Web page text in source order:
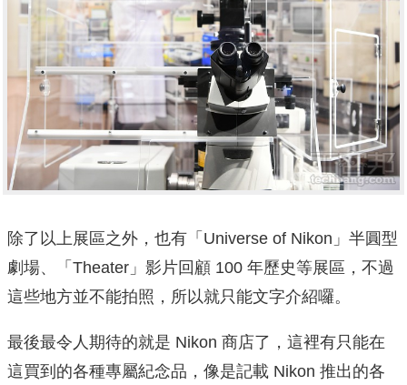
除了以上展區之外，也有「Universe of Nikon」半圓型
劇場、「Theater」影片回顧 100 年歷史等展區，不過
這些地方並不能拍照，所以就只能文字介紹囉。
最後最令人期待的就是 Nikon 商店了，這裡有只能在
這買到的各種專屬紀念品，像是記載 Nikon 推出的各